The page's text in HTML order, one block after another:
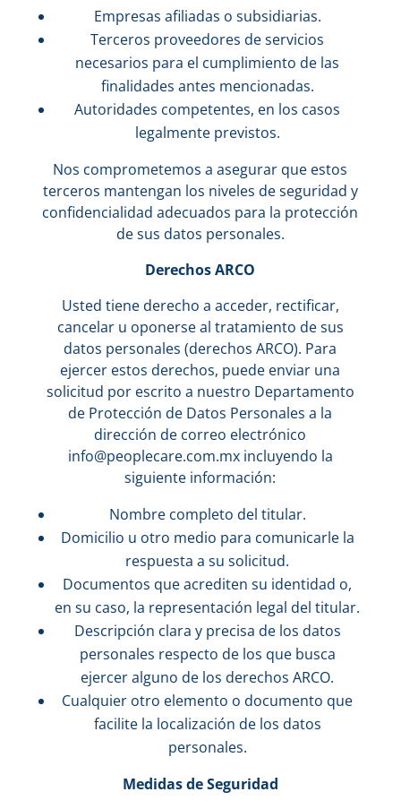
Empresas afiliadas o subsidiarias.
Terceros proveedores de servicios
necesarios para el cumplimiento de las
finalidades antes mencionadas.
Autoridades competentes, en los casos
legalmente previstos.
Nos comprometemos a asegurar que estos
terceros mantengan los niveles de seguridad y
confidencialidad adecuados para la protección
de sus datos personales.
Derechos ARCO
Usted tiene derecho a acceder, rectificar,
cancelar u oponerse al tratamiento de sus
datos personales (derechos ARCO). Para
ejercer estos derechos, puede enviar una
solicitud por escrito a nuestro Departamento
de Protección de Datos Personales a la
dirección de correo electrónico
info@peoplecare.com.mxincluyendo la
siguiente información:
Nombre completo del titular.
Domicilio u otro medio para comunicarle la
respuesta a su solicitud.
Documentos que acrediten su identidad o,
en su caso, la representación legal del titular.
Descripción clara y precisa de los datos
personales respecto de los que busca
ejercer alguno de los derechos ARCO.
Cualquier otro elemento o documento que
facilite la localización de los datos
personales.
Medidas de Seguridad